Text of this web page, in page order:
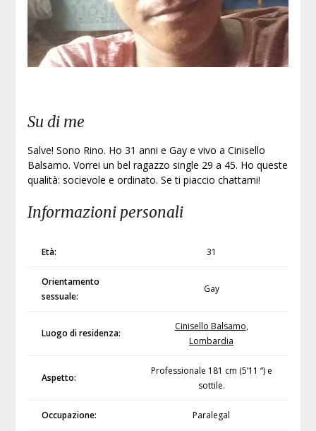
Su di me
Salve! Sono Rino. Ho 31 anni e Gay e vivo a Cinisello
Balsamo. Vorrei un bel ragazzo single 29 a 45. Ho queste
qualità: socievole e ordinato. Se ti piaccio chattami!
Informazioni personali
Età: 31
Orientamento
sessuale:
Gay
Luogo di residenza:
Cinisello Balsamo,
Lombardia
Aspetto:
Professionale 181 cm (5’11 “) e
sottile.
Occupazione: Paralegal